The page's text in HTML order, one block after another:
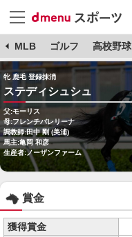
MLB ゴルフ 高校野球
牝 鹿毛 登録抹消
ステディシュシュ
父:モーリス
母:フレンチバレリーナ
調教師:田中 剛 (美浦)
馬主:亀岡 和彦
生産者:ノーザンファーム
賞金
獲得賞金